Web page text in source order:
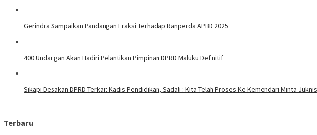
Gerindra Sampaikan Pandangan Fraksi Terhadap Ranperda APBD 2025
400 Undangan Akan Hadiri Pelantikan Pimpinan DPRD Maluku Definitif
Sikapi Desakan DPRD Terkait Kadis Pendidikan, Sadali : Kita Telah Proses Ke Kemendari Minta Juknis
Terbaru